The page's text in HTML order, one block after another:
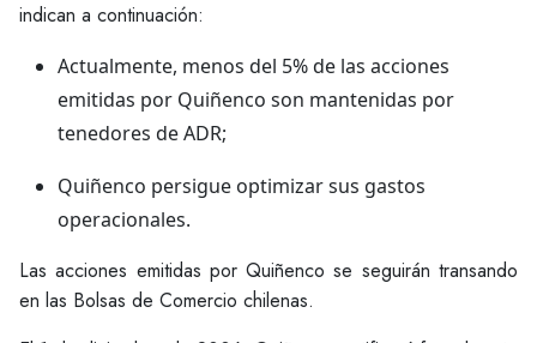
indican a continuación:
Actualmente, menos del 5% de las acciones
emitidas por Quiñenco son mantenidas por
tenedores de ADR;
Quiñenco persigue optimizar sus gastos
operacionales.
Las acciones emitidas por Quiñenco se seguirán transando
en las Bolsas de Comercio chilenas.